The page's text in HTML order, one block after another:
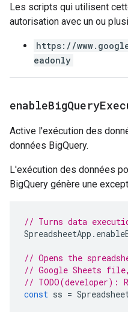
Les scripts qui utilisent
autorisation avec un ou
https://
eadonly
enableBigQuery
Active l'exécution des
données BigQuery.
L'exécution des données
BigQuery génère une
// Turns data
SpreadsheetApp .
// Opens the
// Google Sheets file,
// TODO(developer):
const ss =